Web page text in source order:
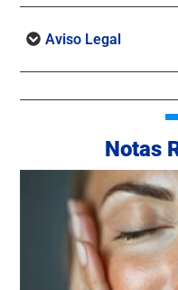
Aviso Legal
Notas